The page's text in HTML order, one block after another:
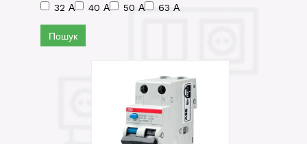
32 А
40 А 50 А 63 А
Пошук